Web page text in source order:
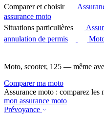
Comparer et choisir
assurance moto
Situations particulières
annulation de permis
Moto, scooter, 125 — même
Comparer ma moto
Assurance moto : comparez les
mon assurance moto
Prévoyance